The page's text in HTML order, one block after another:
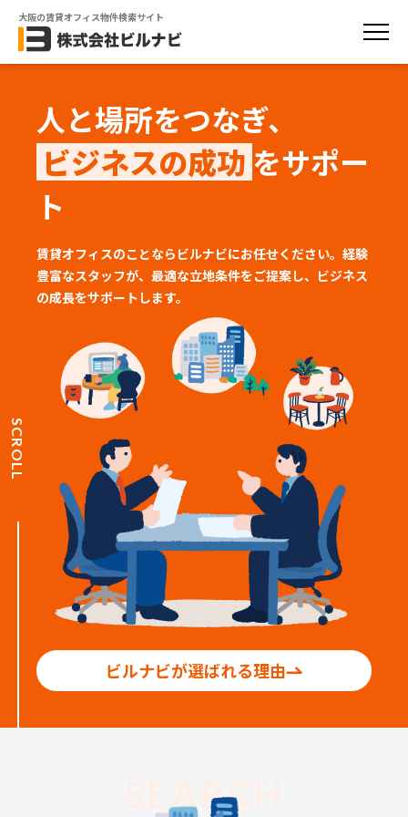
大阪の賃貸オフィス物件検索サイト
人と場所をつなぎ、
ビジネスの成功 をサポー
ト
賃貸オフィスのことならビルナビにお任せください。経験
豊富なスタッフが、 最適な立地条件をご提案し、ビジネス
の成長をサポートします。
ビルナビが選ばれる理由
SCROLL
SEARCH